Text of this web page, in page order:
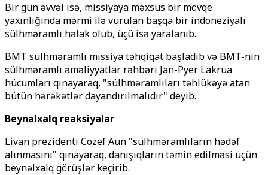
Bir gün əvvəl isə, missiyaya məxsus bir mövqe
yaxınlığında mərmi ilə vurulan başqa bir indoneziyalı
sülhməramlı həlak olub, üçü isə yaralanıb..
BMT sülhməramlı missiya təhqiqat başladıb və BMT-nin
sülhməramlı əməliyyatlar rəhbəri Jan-Pyer Lakrua
hücumları qınayaraq, "sülhməramlıları təhlükəyə atan
bütün hərəkətlər dayandırılmalıdır" deyib.
Beynəlxalq reaksiyalar
Livan prezidenti Cozef Aun "sülhməramlıların hədəf
alınmasını" qınayaraq, danışıqların təmin edilməsi üçün
beynəlxalq görüşlər keçirib.